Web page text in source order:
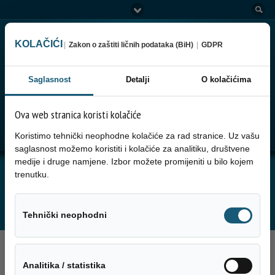
Go to:
JUTARNJA SERVISNA INFORMACIJA ZA
26.05.2025. GODINE
26. Maja 2025.
KOLAČIĆI Zakon o zaštiti ličnih podataka (BiH) GDPR
Saglasnost Detalji O kolačićima
Ova web stranica koristi kolačiće
Koristimo tehnički neophodne kolačiće za rad stranice. Uz vašu
saglasnost možemo koristiti i kolačiće za analitiku, društvene
medije i druge namjene. Izbor možete promijeniti u bilo kojem
trenutku.
Tehnički neophodni Tehnički
Analitika / statistika Analitika /